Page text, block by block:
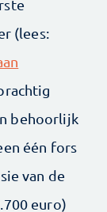
(lees:
behoorlijk
één fors
van de
euro)